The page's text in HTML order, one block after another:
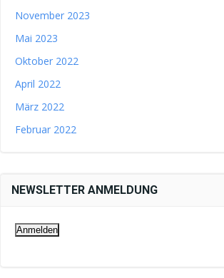
November 2023
Mai 2023
Oktober 2022
April 2022
März 2022
Februar 2022
NEWSLETTER ANMELDUNG